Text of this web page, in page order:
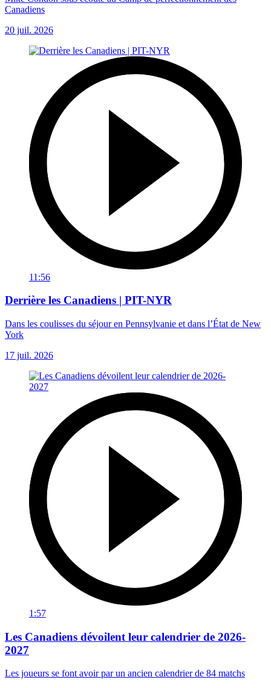
Canadiens
20 juil. 2026
11:56
Derrière les Canadiens | PIT-NYR
Dans les coulisses du séjour en Pennsylvanie et dans l’État de New
York
17 juil. 2026
1:57
Les Canadiens dévoilent leur calendrier de 2026-
2027
Les joueurs se font avoir par un ancien calendrier de 84 matchs